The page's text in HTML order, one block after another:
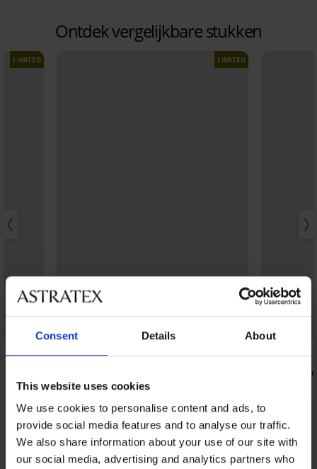
Consent Details About
This website uses cookies
We use cookies to personalise content and ads, to
provide social media features and to analyse our traffic.
We also share information about your use of our site with
our social media, advertising and analytics partners who
Ontdek vergelijkbare stukken
LIMITED LIMITED
18,59 €30,99 €
Bikinitop
Uit dezelfde collectie Tonen